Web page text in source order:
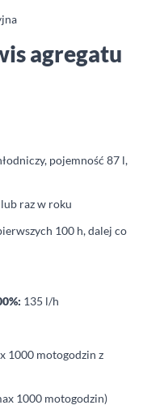
agregatu
pojemność 87 l,
raz w roku
100 h, dalej co
135 l/h
1000 motogodzin z
1000 motogodzin)